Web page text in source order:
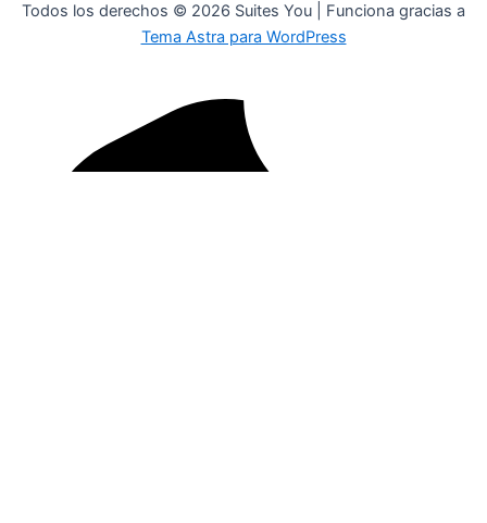
Todos los derechos © 2026 Suites You | Funciona gracias a
Tema Astra para WordPress